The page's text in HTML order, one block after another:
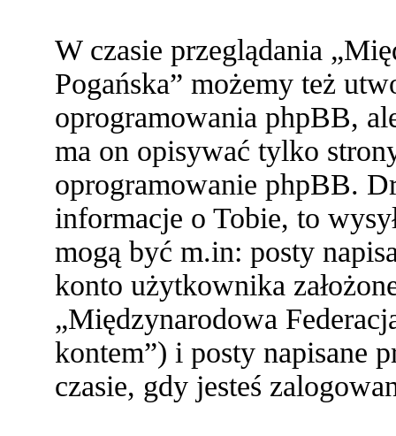
W czasie przeglądania
Pogańska” możemy też
oprogramowania phpBB,
ma on opisywać tylko
oprogramowanie phpBB.
informacje o Tobie, to
mogą być m.in: posty
konto użytkownika
„Międzynarodowa
kontem”) i posty napisane
czasie, gdy jesteś